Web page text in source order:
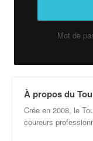
Mot de
À propos du
Crée en 2008, le
coureurs